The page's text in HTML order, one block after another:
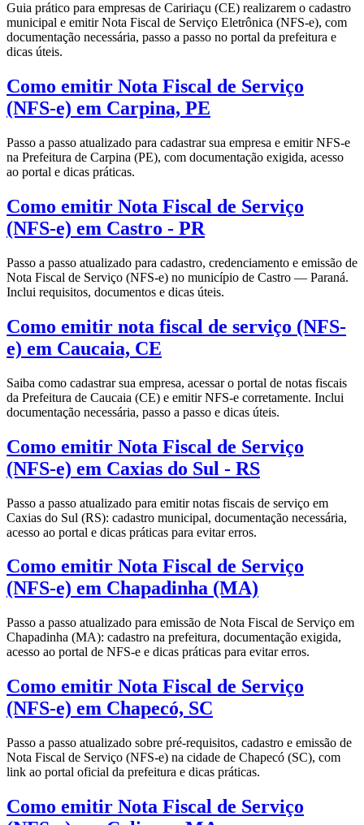
Guia prático para empresas de Caririaçu (CE) realizarem o cadastro
municipal e emitir Nota Fiscal de Serviço Eletrônica (NFS-e), com
documentação necessária, passo a passo no portal da prefeitura e
dicas úteis.
Como emitir Nota Fiscal de Serviço
(NFS-e) em Carpina, PE
Passo a passo atualizado para cadastrar sua empresa e emitir NFS-e
na Prefeitura de Carpina (PE), com documentação exigida, acesso
ao portal e dicas práticas.
Como emitir Nota Fiscal de Serviço
(NFS-e) em Castro - PR
Passo a passo atualizado para cadastro, credenciamento e emissão de
Nota Fiscal de Serviço (NFS-e) no município de Castro — Paraná.
Inclui requisitos, documentos e dicas úteis.
Como emitir nota fiscal de serviço (NFS-
e) em Caucaia, CE
Saiba como cadastrar sua empresa, acessar o portal de notas fiscais
da Prefeitura de Caucaia (CE) e emitir NFS-e corretamente. Inclui
documentação necessária, passo a passo e dicas úteis.
Como emitir Nota Fiscal de Serviço
(NFS-e) em Caxias do Sul - RS
Passo a passo atualizado para emitir notas fiscais de serviço em
Caxias do Sul (RS): cadastro municipal, documentação necessária,
acesso ao portal e dicas práticas para evitar erros.
Como emitir Nota Fiscal de Serviço
(NFS-e) em Chapadinha (MA)
Passo a passo atualizado para emissão de Nota Fiscal de Serviço em
Chapadinha (MA): cadastro na prefeitura, documentação exigida,
acesso ao portal de NFS-e e dicas práticas para evitar erros.
Como emitir Nota Fiscal de Serviço
(NFS-e) em Chapecó, SC
Passo a passo atualizado sobre pré-requisitos, cadastro e emissão de
Nota Fiscal de Serviço (NFS-e) na cidade de Chapecó (SC), com
link ao portal oficial da prefeitura e dicas práticas.
Como emitir Nota Fiscal de Serviço